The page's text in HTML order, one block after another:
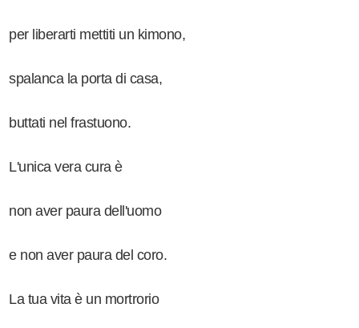
per liberarti mettiti un kimono,
spalanca la porta di casa,
buttati nel frastuono.
L'unica vera cura è
non aver paura dell'uomo
e non aver paura del coro.
La tua vita è un mortrorio